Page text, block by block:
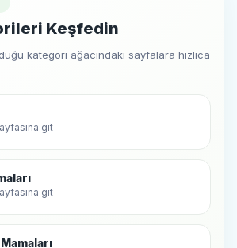
Keşfedin
kategori ağacındaki sayfalara hızlıca
git
git